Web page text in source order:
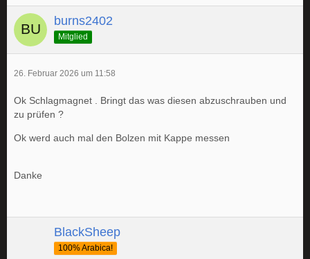
burns2402
Mitglied
26. Februar 2026 um 11:58
Ok Schlagmagnet . Bringt das was diesen abzuschrauben und
zu prüfen ?
Ok werd auch mal den Bolzen mit Kappe messen
Danke
BlackSheep
100% Arabica!